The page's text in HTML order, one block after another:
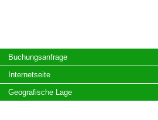
Buchungsanfrage
Internetseite
Geografische Lage